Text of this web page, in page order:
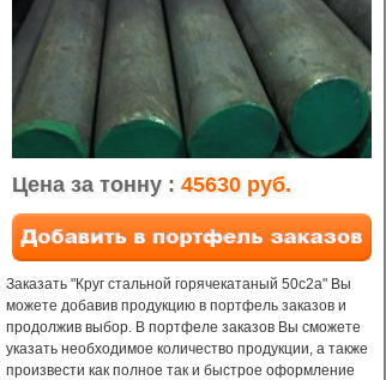
Цена за тонну : 45630 руб.
Заказать "Круг стальной горячекатаный 50с2а" Вы
можете добавив продукцию в портфель заказов и
продолжив выбор. В портфеле заказов Вы сможете
указать необходимое количество продукции, а также
произвести как полное так и быстрое оформление